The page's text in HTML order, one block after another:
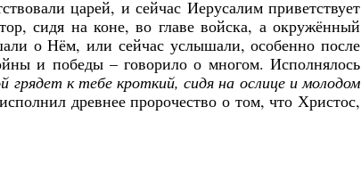
царей, и сейчас Иерусалим приветствует
сидя на коне, во главе войска, а окружённый
о Нём, или сейчас услышали, особенно после
и победы – говорило о многом. Исполнялось
к тебе кроткий, сидя на ослице и молодом
древнее пророчество о том, что Христос,